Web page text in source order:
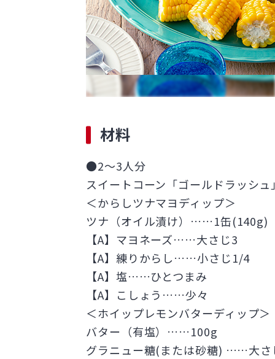
材料
●2～3人分
スイートコーン「ゴールドラッシ
＜からしツナマヨディップ＞
ツナ（オイル漬け）……1缶(140g)
【A】マヨネーズ……大さじ3
【A】練りからし……小さじ1/4
【A】塩……ひとつまみ
【A】こしょう……少々
＜ホイップレモンバターディップ＞
バター（有塩）……100g
グラニュー糖(または砂糖) ……大さ